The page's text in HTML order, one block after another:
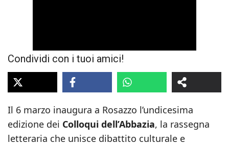
Condividi con i tuoi amici!
Il 6 marzo inaugura a Rosazzo l’undicesima
edizione dei Colloqui dell’Abbazia, la rassegna
letteraria che unisce dibattito culturale e